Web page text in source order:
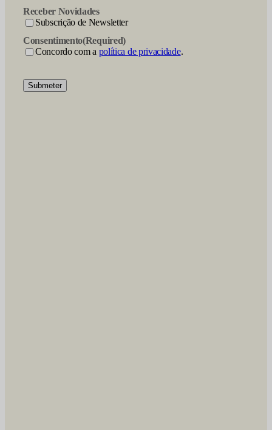
Receber Novidades
Subscrição de Newsletter
Consentimento(Required)
Concordo com a política de privacidade.
Submeter